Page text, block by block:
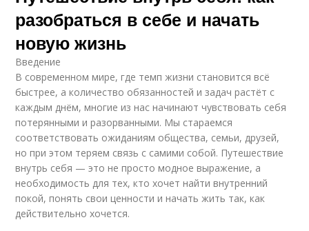
разобраться в себе и начать
новую жизнь
Введение
В современном мире, где темп жизни становится всё
быстрее, а количество обязанностей и задач растёт с
каждым днём, многие из нас начинают чувствовать себя
потерянными и разорванными. Мы стараемся
соответствовать ожиданиям общества, семьи, друзей,
но при этом теряем связь с самими собой. Путешествие
внутрь себя — это не просто модное выражение, а
необходимость для тех, кто хочет найти внутренний
покой, понять свои ценности и начать жить так, как
действительно хочется.